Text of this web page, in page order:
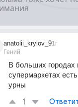
anatolii_krylov_9
Гений
1г
В больших городах
супермаркетах
урны
1